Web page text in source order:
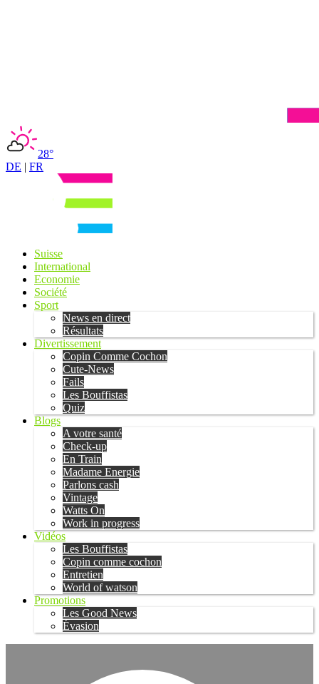
28°
DE | FR
Suisse
International
Economie
Société
Sport
News en direct
Résultats
Divertissement
Copin Comme Cochon
Cute-News
Fails
Les Bouffistas
Quiz
Blogs
A votre santé
Check-up
En Train
Madame Energie
Parlons cash
Vintage
Watts On
Work in progress
Vidéos
Les Bouffistas
Copin comme cochon
Entretien
World of watson
Promotions
Les Good News
Évasion